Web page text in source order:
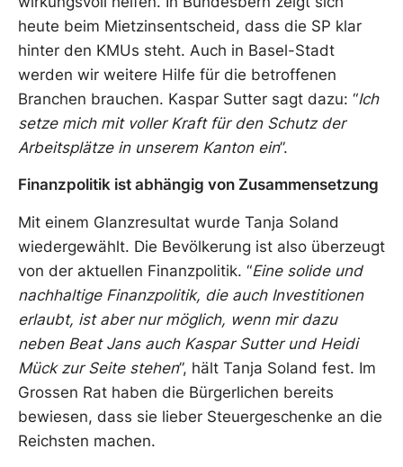
heute beim Mietzinsentscheid, dass die SP klar
hinter den KMUs steht. Auch in Basel-Stadt
werden wir weitere Hilfe für die betroffenen
Branchen brauchen. Kaspar Sutter sagt dazu: “Ich
setze mich mit voller Kraft für den Schutz der
Arbeitsplätze in unserem Kanton ein”.
Finanzpolitik ist abhängig von Zusammensetzung
Mit einem Glanzresultat wurde Tanja Soland
wiedergewählt. Die Bevölkerung ist also überzeugt
von der aktuellen Finanzpolitik. “Eine solide und
nachhaltige Finanzpolitik, die auch Investitionen
erlaubt, ist aber nur möglich, wenn mir dazu
neben Beat Jans auch Kaspar Sutter und Heidi
Mück zur Seite stehen”, hält Tanja Soland fest. Im
Grossen Rat haben die Bürgerlichen bereits
bewiesen, dass sie lieber Steuergeschenke an die
Reichsten machen.